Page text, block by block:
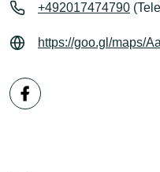
+492017474790
https://goo.gl/maps/